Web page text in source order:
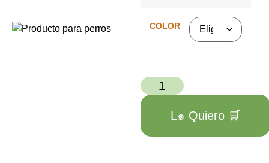
COLOR
L๑ Quiero 🛒